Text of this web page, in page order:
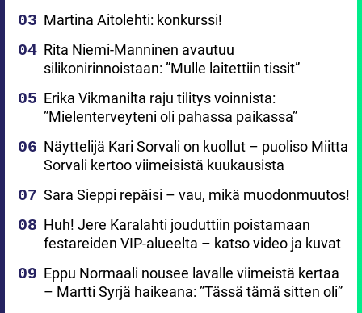
Martina Aitolehti: konkurssi!
Rita Niemi-Manninen avautuu
silikonirinnoistaan: ”Mulle laitettiin tissit”
Erika Vikmanilta raju tilitys voinnista:
”Mielenterveyteni oli pahassa paikassa”
Näyttelijä Kari Sorvali on kuollut – puoliso Miitta
Sorvali kertoo viimeisistä kuukausista
Sara Sieppi repäisi – vau, mikä muodonmuutos!
Huh! Jere Karalahti jouduttiin poistamaan
festareiden VIP-alueelta – katso video ja kuvat
Eppu Normaali nousee lavalle viimeistä kertaa
– Martti Syrjä haikeana: ”Tässä tämä sitten oli”